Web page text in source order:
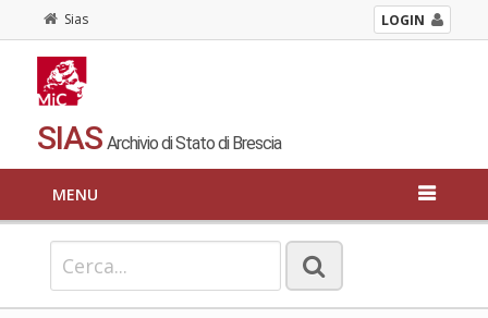
Sias LOGIN
SIAS Archivio di Stato di Brescia
MENU